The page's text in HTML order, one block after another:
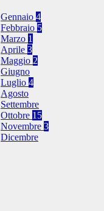
Gennaio 4
Febbraio 5
Marzo 1
Aprile 3
Maggio 2
Giugno
Luglio 4
Agosto
Settembre
Ottobre 15
Novembre 3
Dicembre